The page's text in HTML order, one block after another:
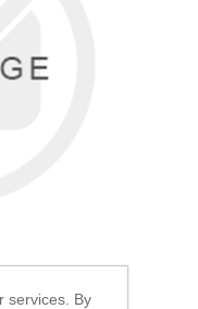
services. By